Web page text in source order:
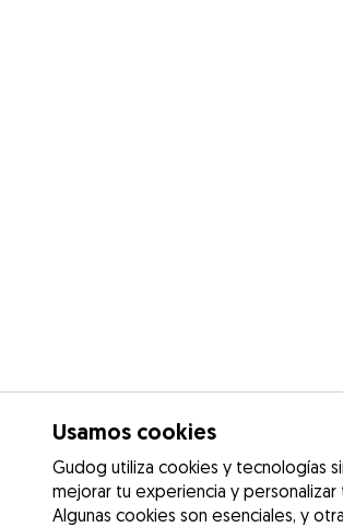
Usamos cookies
Gudog utiliza cookies y tecnologías
mejorar tu experiencia y personalizar
Algunas cookies son esenciales, y